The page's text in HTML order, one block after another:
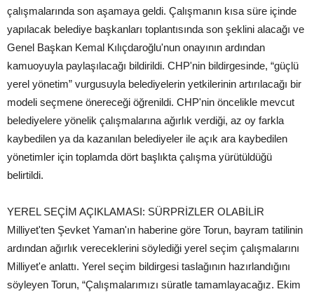
çalışmalarında son aşamaya geldi. Çalışmanın kısa süre içinde
yapılacak belediye başkanları toplantısında son şeklini alacağı ve
Genel Başkan Kemal Kılıçdaroğlu'nun onayının ardından
kamuoyuyla paylaşılacağı bildirildi. CHP'nin bildirgesinde, “güçlü
yerel yönetim” vurgusuyla belediyelerin yetkilerinin artırılacağı bir
modeli seçmene önereceği öğrenildi. CHP'nin öncelikle mevcut
belediyelere yönelik çalışmalarına ağırlık verdiği, az oy farkla
kaybedilen ya da kazanılan belediyeler ile açık ara kaybedilen
yönetimler için toplamda dört başlıkta çalışma yürütüldüğü
belirtildi.
YEREL SEÇİM AÇIKLAMASI: SÜRPRİZLER OLABİLİR
Milliyet'ten Şevket Yaman'ın haberine göre Torun, bayram tatilinin
ardından ağırlık vereceklerini söylediği yerel seçim çalışmalarını
Milliyet'e anlattı. Yerel seçim bildirgesi taslağının hazırlandığını
söyleyen Torun, “Çalışmalarımızı süratle tamamlayacağız. Ekim